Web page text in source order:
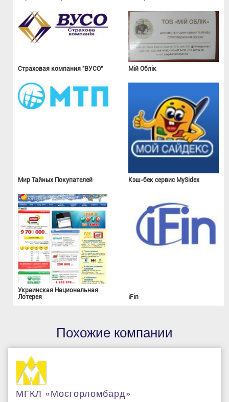
Страховая компания "ВУСО" Мій Облік
Мир Тайных Покупателей Кэш-бек сервис MySidex
Украинская Национальная
Лотерея
iFin
Похожие компании
МГКЛ «Мосгорломбард»